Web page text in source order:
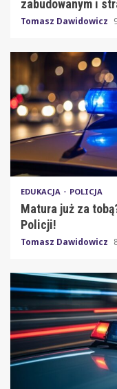
zabudowanym i
Tomasz Dawidowicz
EDUKACJA POLICJA
Matura już za
Policji!
Tomasz Dawidowicz